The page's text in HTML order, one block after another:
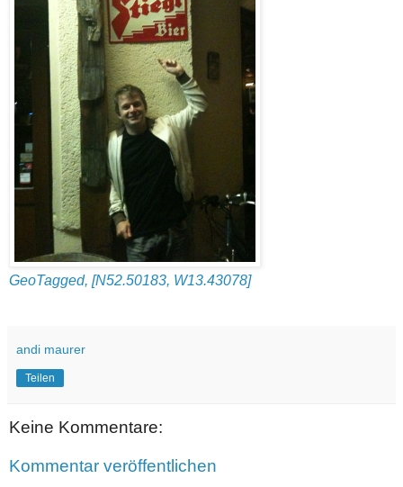
GeoTagged, [N52.50183, W13.43078]
andi maurer
Teilen
Keine Kommentare:
Kommentar veröffentlichen